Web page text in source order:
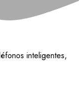
inteligentes,